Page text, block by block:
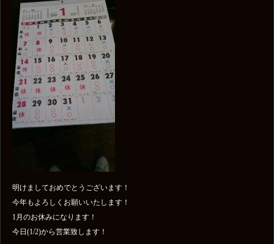
明けましておめでとうございます！
今年もよろしくお願いいたします！
1月のお休みになります！
今日(1/2)から営業致します！